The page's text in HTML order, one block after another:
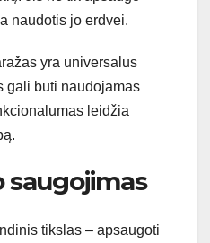
naudotis jo erdvei.
yra universalus
gali būti naudojamas
leidžia
tikslas – apsaugoti